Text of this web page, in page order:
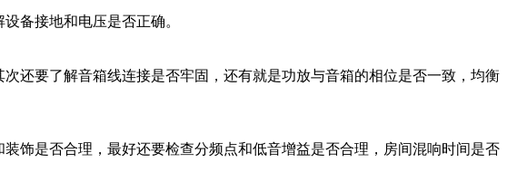
备接地和电压是否正确。
还要了解音箱线连接是否牢固，还有就是功放与音箱的相位是否一致，均衡
饰是否合理，最好还要检查分频点和低音增益是否合理，房间混响时间是否